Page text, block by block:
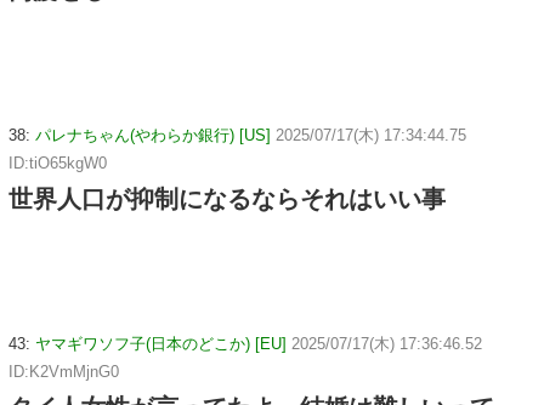
38: パレナちゃん(やわらか銀行) [US] 2025/07/17(木) 17:34:44.75
ID:tiO65kgW0
世界人口が抑制になるならそれはいい事
43: ヤマギワソフ子(日本のどこか) [EU] 2025/07/17(木) 17:36:46.52
ID:K2VmMjnG0